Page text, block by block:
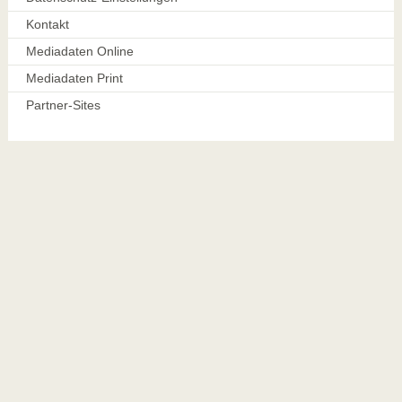
Kontakt
Mediadaten Online
Mediadaten Print
Partner-Sites